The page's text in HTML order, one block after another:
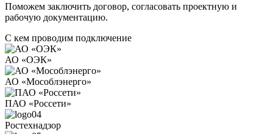
Поможем заключить договор, согласовать проектную и
рабочую документацию.
С кем проводим подключение
АО «ОЭК»
АО «Мособлэнерго»
ПАО «Россети»
Ростехнадзор